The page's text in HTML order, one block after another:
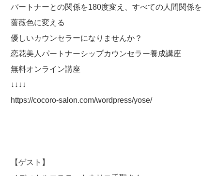
パートナーとの関係を180度変え、すべての人間関係を
薔薇色に変える
優しいカウンセラーになりませんか？
恋花美人パートナーシップカウンセラー養成講座
無料オンライン講座
↓↓↓↓
https://cocoro-salon.com/wordpress/yose/
【ゲスト】